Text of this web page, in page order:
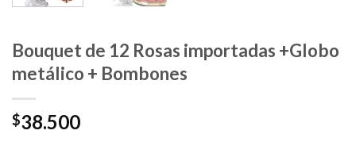
Bouquet de 12 Rosas importadas +Globo
metálico + Bombones
$38.500